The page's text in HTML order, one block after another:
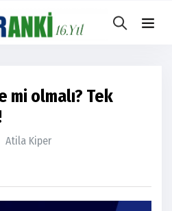
mi olmalı? Tek
Atila Kiper